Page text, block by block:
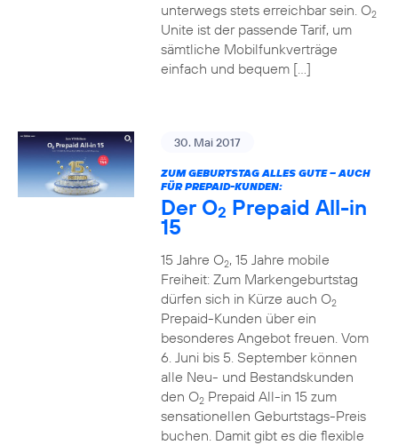
unterwegs stets erreichbar sein. O2
Unite ist der passende Tarif, um
sämtliche Mobilfunkverträge
einfach und bequem […]
30. Mai 2017
ZUM GEBURTSTAG ALLES GUTE – AUCH
FÜR PREPAID-KUNDEN:
Der O2 Prepaid All-in
15
15 Jahre O2, 15 Jahre mobile
Freiheit: Zum Markengeburtstag
dürfen sich in Kürze auch O2
Prepaid-Kunden über ein
besonderes Angebot freuen. Vom
6. Juni bis 5. September können
alle Neu- und Bestandskunden
den O2Prepaid All-in 15 zum
sensationellen Geburtstags-Preis
buchen. Damit gibt es die flexible